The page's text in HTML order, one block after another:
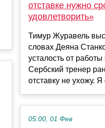
отставке нужно
удовлетворить»
Тимур Журавель
словах Деяна
усталость от
Сербский тренер
отставку не ухожу. Я
05:00, 01 Фев